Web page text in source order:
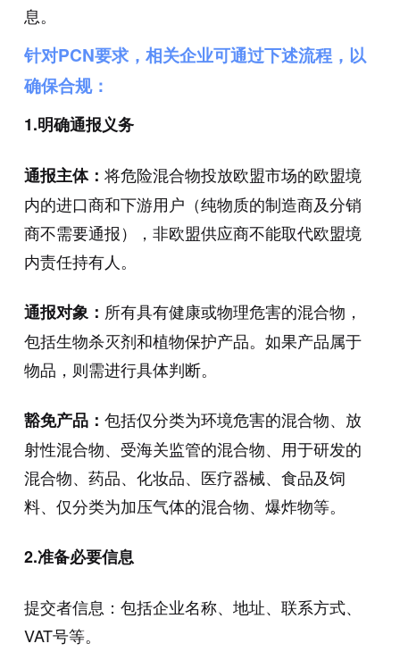
息。
针对PCN要求，相关企业可通过下述流程，以
确保合规：
1.明确通报义务
通报主体： 将危险混合物投放欧盟市场的欧盟境
内的进口商和下游用户（纯物质的制造商及分销
商不需要通报），非欧盟供应商不能取代欧盟境
内责任持有人。
通报对象： 所有具有健康或物理危害的混合物，
包括生物杀灭剂和植物保护产品。如果产品属于
物品，则需进行具体判断。
豁免产品： 包括仅分类为环境危害的混合物、放
射性混合物、受海关监管的混合物、用于研发的
混合物、药品、化妆品、医疗器械、食品及饲
料、仅分类为加压气体的混合物、爆炸物等。
2.准备必要信息
提交者信息：包括企业名称、地址、联系方式、
VAT号等。